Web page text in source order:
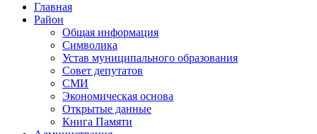
Главная
Район
Общая информация
Символика
Устав муниципального образования
Совет депутатов
СМИ
Экономическая основа
Открытые данные
Книга Памяти